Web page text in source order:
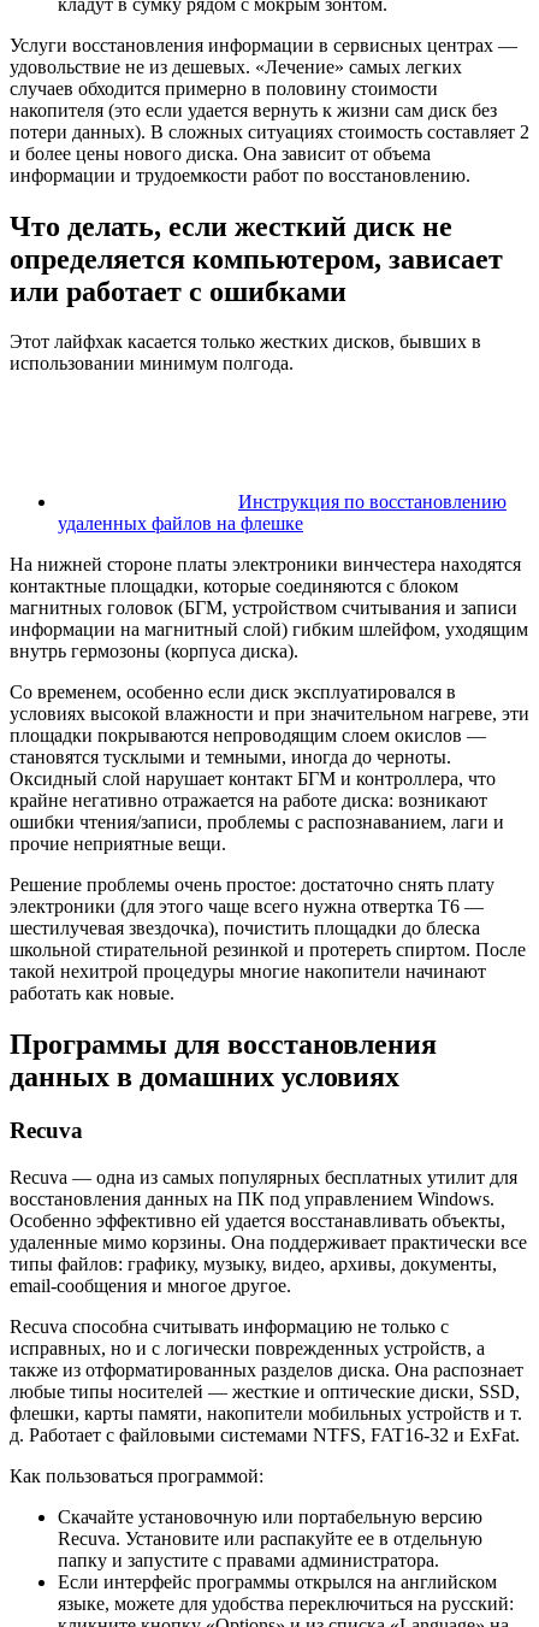
Услуги восстановления информации в сервисных центрах —
удовольствие не из дешевых. «Лечение» самых легких
случаев обходится примерно в половину стоимости
накопителя (это если удается вернуть к жизни сам диск без
потери данных). В сложных ситуациях стоимость составляет 2
и более цены нового диска. Она зависит от объема
информации и трудоемкости работ по восстановлению.
Что делать, если жесткий диск не
определяется компьютером, зависает
или работает с ошибками
Этот лайфхак касается только жестких дисков, бывших в
использовании минимум полгода.
Инструкция по восстановлению
удаленных файлов на флешке
На нижней стороне платы электроники винчестера находятся
контактные площадки, которые соединяются с блоком
магнитных головок (БГМ, устройством считывания и записи
информации на магнитный слой) гибким шлейфом, уходящим
внутрь гермозоны (корпуса диска).
Со временем, особенно если диск эксплуатировался в
условиях высокой влажности и при значительном нагреве, эти
площадки покрываются непроводящим слоем окислов —
становятся тусклыми и темными, иногда до черноты.
Оксидный слой нарушает контакт БГМ и контроллера, что
крайне негативно отражается на работе диска: возникают
ошибки чтения/записи, проблемы с распознаванием, лаги и
прочие неприятные вещи.
Решение проблемы очень простое: достаточно снять плату
электроники (для этого чаще всего нужна отвертка Т6 —
шестилучевая звездочка), почистить площадки до блеска
школьной стирательной резинкой и протереть спиртом. После
такой нехитрой процедуры многие накопители начинают
работать как новые.
Программы для восстановления
данных в домашних условиях
Recuva
Recuva — одна из самых популярных бесплатных утилит для
восстановления данных на ПК под управлением Windows.
Особенно эффективно ей удается восстанавливать объекты,
удаленные мимо корзины. Она поддерживает практически все
типы файлов: графику, музыку, видео, архивы, документы,
email-сообщения и многое другое.
Recuva способна считывать информацию не только с
исправных, но и с логически поврежденных устройств, а
также из отформатированных разделов диска. Она распознает
любые типы носителей — жесткие и оптические диски, SSD,
флешки, карты памяти, накопители мобильных устройств и т.
д. Работает с файловыми системами NTFS, FAT16-32 и ExFat.
Как пользоваться программой:
Скачайте установочную или портабельную версию
Recuva. Установите или распакуйте ее в отдельную
папку и запустите с правами администратора.
Если интерфейс программы открылся на английском
языке, можете для удобства переключиться на русский: